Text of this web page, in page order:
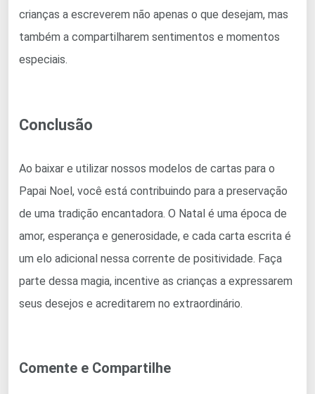
crianças a escreverem não apenas o que desejam, mas
também a compartilharem sentimentos e momentos
especiais.
Conclusão
Ao baixar e utilizar nossos modelos de cartas para o
Papai Noel, você está contribuindo para a preservação
de uma tradição encantadora. O Natal é uma época de
amor, esperança e generosidade, e cada carta escrita é
um elo adicional nessa corrente de positividade. Faça
parte dessa magia, incentive as crianças a expressarem
seus desejos e acreditarem no extraordinário.
Comente e Compartilhe